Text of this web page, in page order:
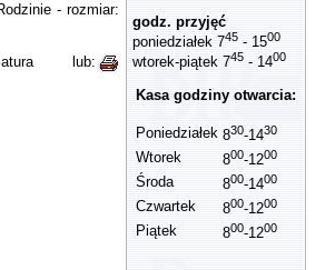
- rozmiar:
lub:
godz. przyjęć
poniedziałek 745 - 1500
wtorek-piątek 745 - 1400
Kasa godziny otwarcia:
Poniedziałek 830-1430
Wtorek 800-1200
Środa 800-1400
Czwartek 800-1200
Piątek 800-1200